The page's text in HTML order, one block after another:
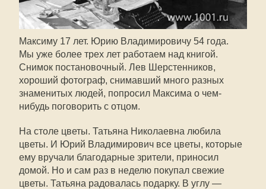
Максиму 17 лет. Юрию Владимировичу 54 года.
Мы уже более трех лет работаем над книгой.
Снимок постановочный. Лев Шерстенников,
хороший фотограф, снимавший много разных
знаменитых людей, попросил Максима о чем-
нибудь поговорить с отцом.
На столе цветы. Татьяна Николаевна любила
цветы. И Юрий Владимирович все цветы, которые
ему вручали благодарные зрители, приносил
домой. Но и сам раз в неделю покупал свежие
цветы. Татьяна радовалась подарку. В углу —